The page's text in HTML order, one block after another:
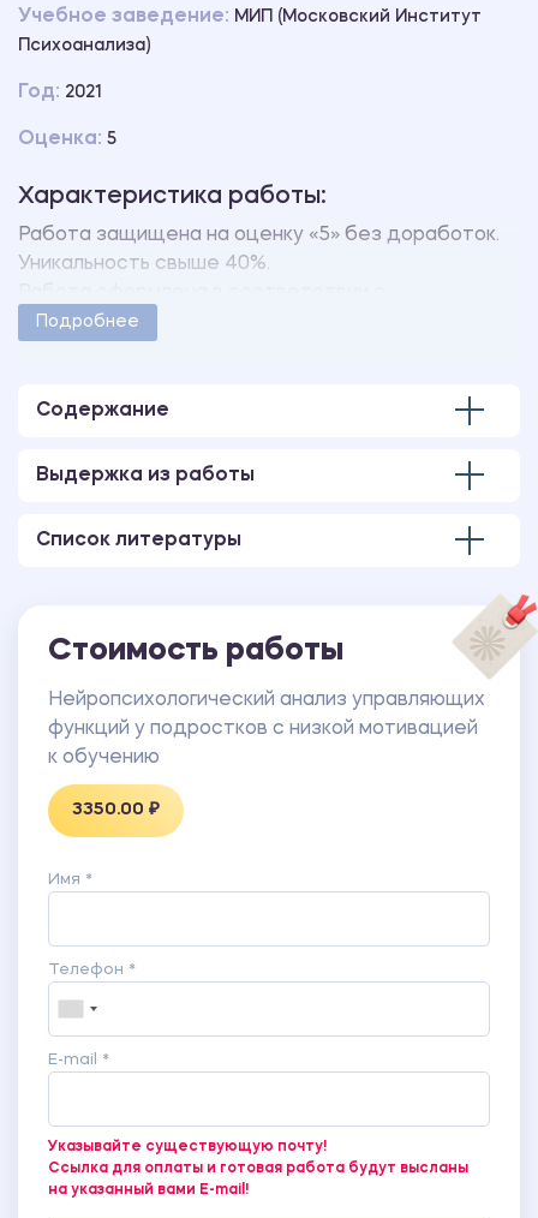
Учебное заведение: МИП (Московский Институт
Психоанализа)
Год: 2021
Оценка: 5
Характеристика работы:
Работа защищена на оценку «5» без доработок.
Уникальность свыше 40%.
методическими указаниями учебного заведения.
Подробнее
Содержание
Выдержка из работы
Список литературы
Стоимость работы
Нейропсихологический анализ управляющих
функций у подростков с низкой мотивацией
к обучению
3350.00 ₽
Имя *
Телефон *
E-mail *
Указывайте существующую почту!
Ссылка для оплаты и готовая работа будут высланы
на указанный вами E-mail!